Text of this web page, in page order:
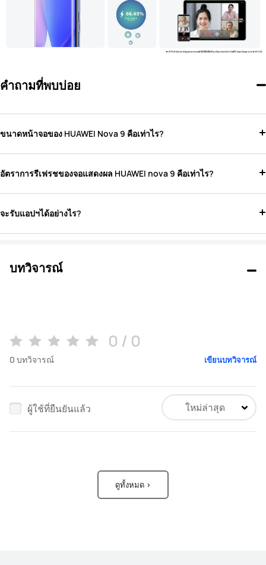
คำถามที่พบบ่อย
ขนาดหน้าจอของ HUAWEI Nova 9 คือเท่าไร?
อัตราการรีเฟรชของจอแสดงผล HUAWEI nova 9 คือเท่าไร?
จะรับแอปฯได้อย่างไร?
บทวิจารณ์
0 / 0
0 บทวิจารณ์ เขียนบทวิจารณ์
ผู้ใช้ที่ยืนยันแล้ว ใหม่ล่าสุด
ดูทั้งหมด >